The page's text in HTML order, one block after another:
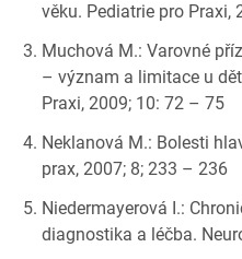
věku. Pediatrie pro Praxi,
Muchová M.: Varovné
– význam a limitace u
Praxi, 2009; 10: 72 – 75
Neklanová M.: Bolesti
prax, 2007; 8; 233 – 236
Niedermayerová I.:
diagnostika a léčba.